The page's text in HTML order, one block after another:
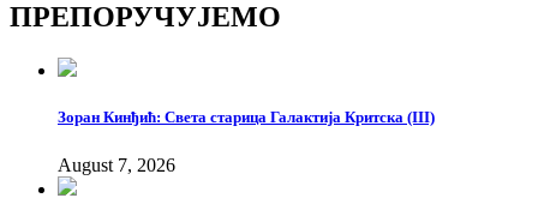
ПРЕПОРУЧУЈЕМО
Зоран Кинђић: Света старица Галактија Критска (III)
August 7, 2026